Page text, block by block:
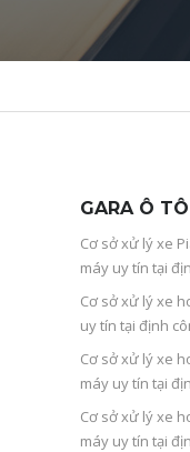
GARA Ô
Cơ sở xử lý xe
máy uy tín tại
Cơ sở xử lý xe
uy tín tại định
Cơ sở xử lý xe
máy uy tín tại
Cơ sở xử lý xe
máy uy tín tại